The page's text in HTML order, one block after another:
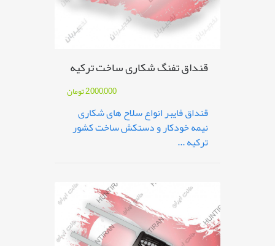
قنداق تفنگ شکاری ساخت ترکیه
2,000,000تومان
قنداق فایبر انواع سلاح های شکاری
نیمه خودکار و دستکش ساخت کشور
ترکیه ...